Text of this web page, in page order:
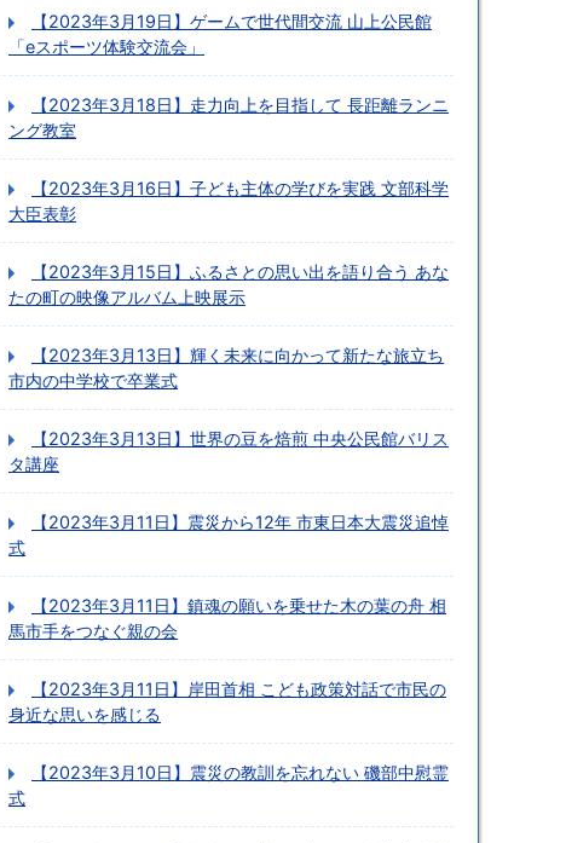
【2023年3月19日】ゲームで世代間交流 山上公民館
「eスポーツ体験交流会」
【2023年3月18日】走力向上を目指して 長距離ランニ
ング教室
【2023年3月16日】子ども主体の学びを実践 文部科学
大臣表彰
【2023年3月15日】ふるさとの思い出を語り合う あな
たの町の映像アルバム上映展示
【2023年3月13日】輝く未来に向かって新たな旅立ち
市内の中学校で卒業式
【2023年3月13日】世界の豆を焙煎 中央公民館バリス
タ講座
【2023年3月11日】震災から12年 市東日本大震災追悼
式
【2023年3月11日】鎮魂の願いを乗せた木の葉の舟 相
馬市手をつなぐ親の会
【2023年3月11日】岸田首相 こども政策対話で市民の
身近な思いを感じる
【2023年3月10日】震災の教訓を忘れない 磯部中慰霊
式